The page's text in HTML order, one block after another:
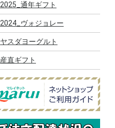
2025_通年ギフト
2024_ヴォジョレー
ヤスダヨーグルト
産直ギフト